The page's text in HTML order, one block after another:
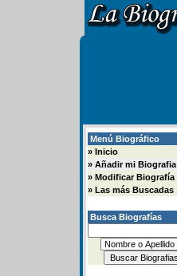
Menú Biográfico
» Inicio
» Añadir mi Biografia
» Modificar Biografía
» Las más Buscadas
Busca Biografías